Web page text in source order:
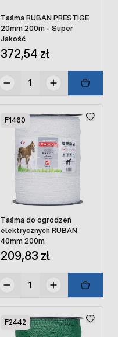
Taśma RUBAN PRESTIGE
20mm 200m - Super
Jakość
372,54 zł
F1460
Taśma do ogrodzeń
elektrycznych RUBAN
40mm 200m
209,83 zł
F2442